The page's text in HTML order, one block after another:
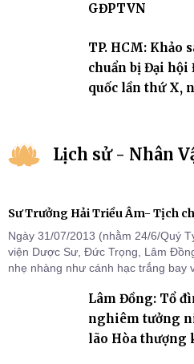
GĐPTVN
TP. HCM: Khảo
chuẩn bị Đại hội
quốc lần thứ X,
Lịch sử - Nhân
Sư Trưởng Hải Triều Âm- Tịch
Ngày 31/07/2013 (nhằm 24/6/Quý
viện Dược Sư, Đức Trọng, Lâm
nhẹ nhàng như cánh hạc trắng bay
Lâm Đồng: Tổ
nghiêm tưởng
lão Hòa thượng